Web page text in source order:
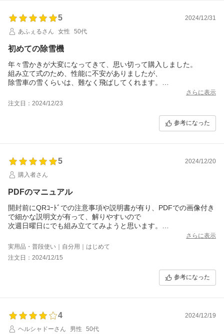
5
2024/12/31
あふぇるさん
女性 50代
初めての除雪機
年々雪かきが大変になってきて、思い切って購入しました。
組み立て式のため、性能に不安がありましたが、
除雪車の雪くらいは、難なく飛ばしてくれます。
さらに表示
注文日：2024/12/23
参考になった
5
2024/12/20
購入者さん
PDFのマニュアル
開封前にQRｺｰﾄﾞでの注意事項や説明書が有り、PDFでの画像付き
で細かな説明文が有って、解りやすいので
次週日曜日にでも組み立ててみようと思います。
ありがたい事にまだ、積雪量も少ないので本降りになるまでに間
に合うと思います。
がんばって、働いてくれるのを大いに期待します。
さらに表示
実用品・普段使い｜自分用｜はじめて
注文日：2024/12/15
参考になった
4
2024/12/19
ヘルシャドーさん
男性
50代